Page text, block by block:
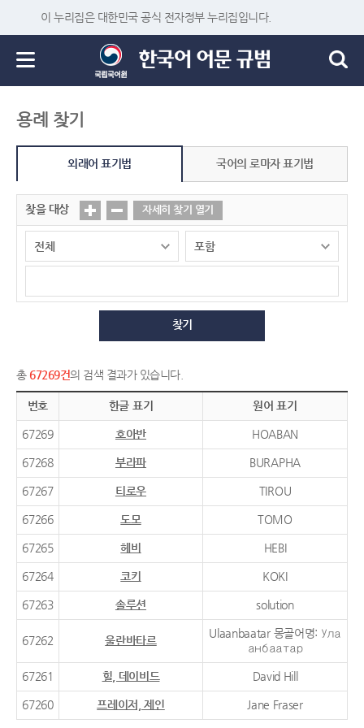
이 누리집은 대한민국 공식 전자정부 누리집입니다.
용례 찾기
외래어 표기법 국어의 로마자 표기법
찾을 대상 자세히 찾기 열기
찾기
총 67269건의 검색 결과가 있습니다.
번호 한글 표기 원어 표기
67269 호아반 HOABAN
67268 부라파 BURAPHA
67267 티로우 TIROU
67266 도모 TOMO
67265 헤비 HEBI
67264 코키 KOKI
67263 솔루션 solution
67262 울란바타르
Ulaanbaatar 몽골어명: Ула
анбаатар
67261 힐, 데이비드 David Hill
67260 프레이저, 제인 Jane Fraser